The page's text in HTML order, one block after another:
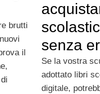
brutti
il
senza
Se la vostra
adottato libri
digitale,